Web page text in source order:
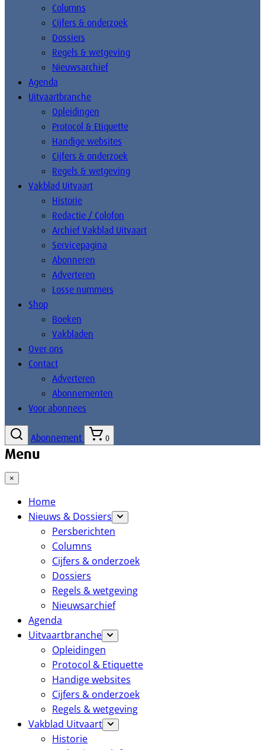
Columns
Cijfers & onderzoek
Dossiers
Regels & wetgeving
Nieuwsarchief
Agenda
Uitvaartbranche
Opleidingen
Protocol & Etiquette
Handige websites
Cijfers & onderzoek
Regels & wetgeving
Vakblad Uitvaart
Historie
Redactie / Colofon
Archief Vakblad Uitvaart
Servicepagina
Abonneren
Adverteren
Losse nummers
Shop
Boeken
Vakbladen
Over ons
Contact
Adverteren
Abonnementen
Voor abonnees
Abonnement 0
Menu
×
Home
Nieuws & Dossiers
Persberichten
Columns
Cijfers & onderzoek
Dossiers
Regels & wetgeving
Nieuwsarchief
Agenda
Uitvaartbranche
Opleidingen
Protocol & Etiquette
Handige websites
Cijfers & onderzoek
Regels & wetgeving
Vakblad Uitvaart
Historie